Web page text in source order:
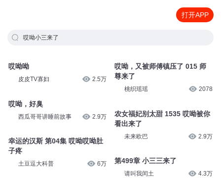
打开APP
哎呦小三来了
哎呦呦
皮皮TV寡妇 2.5万
哎呦，好臭
西瓜哥哥讲睡前故事 2.9万
幸运的汉斯 第04集 哎呦哎呦肚
子疼
土豆逗大科普 6万
哎呦，又被师傅镇压了 015 师
尊来了
桃织瑶瑶 2078
农女福妃别太甜 1535 哎呦被你
看出来了
未来欧巴 2.9万
第499章 小三三来了
请叫我闰土 4.3万